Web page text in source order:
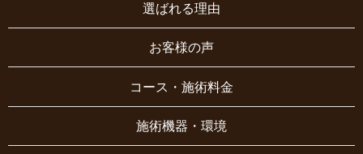
選ばれる理由
お客様の声
コース・施術料金
施術機器・環境